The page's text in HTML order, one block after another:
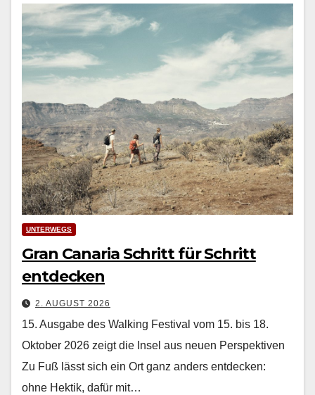
UNTERWEGS
Gran Canaria Schritt für Schritt
entdecken
2. AUGUST 2026
15. Ausgabe des Walking Festival vom 15. bis 18.
Oktober 2026 zeigt die Insel aus neuen Perspektiven
Zu Fuß lässt sich ein Ort ganz anders ent­deck­en:
ohne Hek­tik, dafür mit…